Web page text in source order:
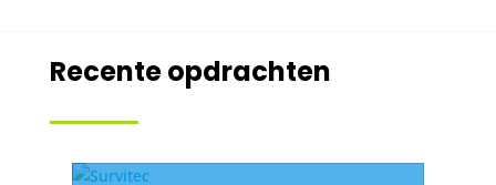
Recente opdrachten